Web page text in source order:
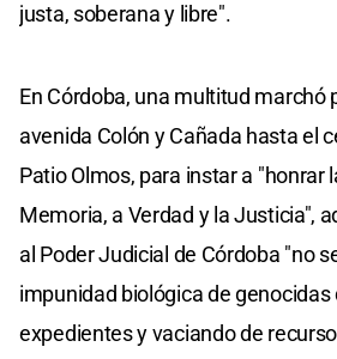
justa, soberana y libre".
En Córdoba, una multitud marchó
avenida Colón y Cañada hasta el
Patio Olmos, para instar a "honrar
Memoria, a Verdad y la Justicia",
al Poder Judicial de Córdoba "no
impunidad biológica de
expedientes y vaciando de